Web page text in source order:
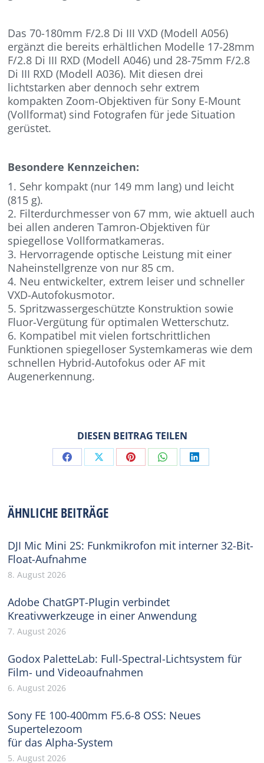
Das 70-180mm F/2.8 Di III VXD (Modell A056)
ergänzt die bereits erhältlichen Modelle 17-28mm
F/2.8 Di III RXD (Modell A046) und 28-75mm F/2.8
Di III RXD (Modell A036). Mit diesen drei
lichtstarken aber dennoch sehr extrem
kompakten Zoom-Objektiven für Sony E-Mount
(Vollformat) sind Fotografen für jede Situation
gerüstet.
Besondere Kennzeichen:
1. Sehr kompakt (nur 149 mm lang) und leicht
(815 g).
2. Filterdurchmesser von 67 mm, wie aktuell auch
bei allen anderen Tamron-Objektiven für
spiegellose Vollformatkameras.
3. Hervorragende optische Leistung mit einer
Naheinstellgrenze von nur 85 cm.
4. Neu entwickelter, extrem leiser und schneller
VXD-Autofokusmotor.
5. Spritzwassergeschützte Konstruktion sowie
Fluor-Vergütung für optimalen Wetterschutz.
6. Kompatibel mit vielen fortschrittlichen
Funktionen spiegelloser Systemkameras wie dem
schnellen Hybrid-Autofokus oder AF mit
Augenerkennung.
DIESEN BEITRAG TEILEN
Share Share Share Share Share
ÄHNLICHE BEITRÄGE
DJI Mic Mini 2S: Funkmikrofon mit interner 32-Bit-
Float-Aufnahme
8. August 2026
Adobe ChatGPT-Plugin verbindet
Kreativwerkzeuge in einer Anwendung
7. August 2026
Godox PaletteLab: Full-Spectral-Lichtsystem für
Film- und Videoaufnahmen
6. August 2026
Sony FE 100-400mm F5.6-8 OSS: Neues
Supertelezoom
für das Alpha-System
5. August 2026